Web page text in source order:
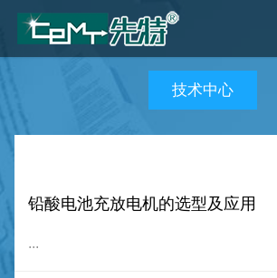
技术中心
铅酸电池充放电机的选型及应用
...